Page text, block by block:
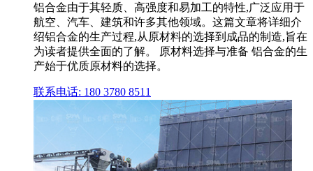
铝合金由于其轻质、高强度和易加工的特性,广泛应用于
航空、汽车、建筑和许多其他领域。这篇文章将详细介
绍铝合金的生产过程,从原材料的选择到成品的制造,旨在
为读者提供全面的了解。 原材料选择与准备 铝合金的生
产始于优质原材料的选择。
联系电话: 180 3780 8511